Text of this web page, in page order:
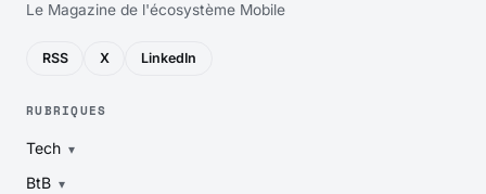
Le Magazine de l'écosystème Mobile
RSS X LinkedIn
RUBRIQUES
Tech
BtB